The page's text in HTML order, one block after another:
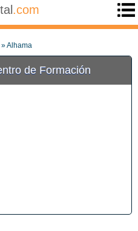
.com
» Alhama
de Formación